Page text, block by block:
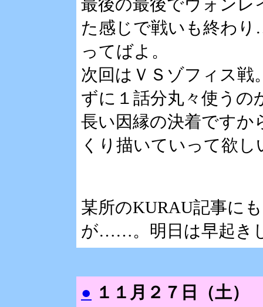
最後の最後でウォンレ
た感じで戦いも終わ
ってばよ。
次回はＶＳゾフィス戦
ずに１話分丸々使うの
長い因縁の決着ですか
くり描いていって欲し
某所のKURAU記事に
が……。明日は早起き
● １１月２７日（土）